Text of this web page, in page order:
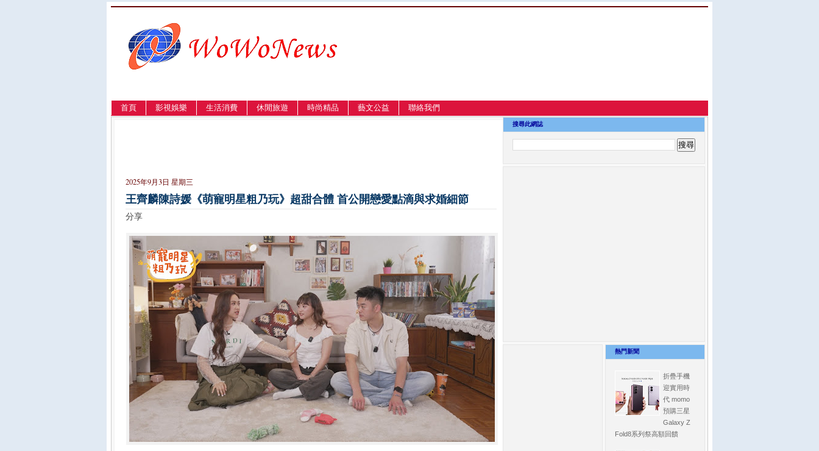
首頁 影視娛樂 生活消費 休閒旅遊 時尚精品 藝文公益 聯絡我們
2025年9月3日 星期三
王齊麟陳詩媛《萌寵明星粗乃玩》超甜合體 首公開戀愛點滴與求婚細節
分享
搜尋此網誌
熱門新聞
折疊手機
迎實用時
代 momo
預購三星
Galaxy Z
Fold8系列祭高額回饋